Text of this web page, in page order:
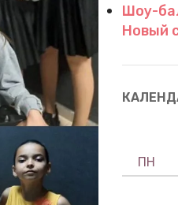
Шоу-
Новый
ПН